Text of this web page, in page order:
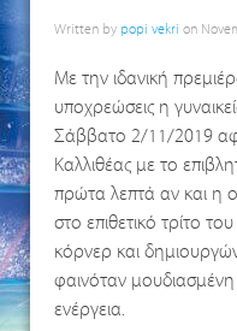
Written by popi vekri on
Με την ιδανική
υποχρεώσεις η
Σάββατο 2/11/2019
Καλλιθέας με το
πρώτα λεπτά αν και η
στο επιθετικό τρίτο
κόρνερ και
φαινόταν μουδιασμένη
ενέργεια.